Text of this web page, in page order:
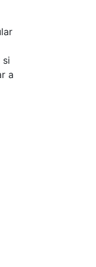
si
a